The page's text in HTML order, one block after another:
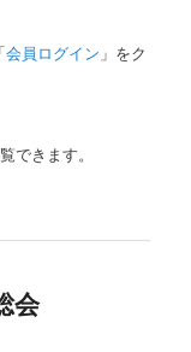
会員ログイン 」をク
できます。
会